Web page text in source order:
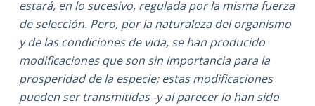
estará, en lo sucesivo, regulada por la misma fuerza
de selección. Pero, por la naturaleza del organismo
y de las condiciones de vida, se han producido
modificaciones que son sin importancia para la
prosperidad de la especie; estas modificaciones
pueden ser transmitidas -y al parecer lo han sido